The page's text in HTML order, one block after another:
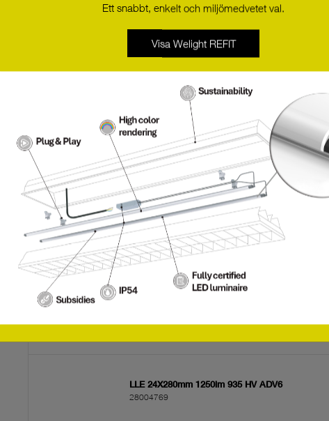
LLE 24X1120mm 8000lm 830 HV ADV6
28004908
LLE 24X1120mm 4800lm 940 HV ADV6
28004888
LLE 24X1120mm 4800lm 835 HV ADV6
28004885
LLE 24X1120mm 2600lm 940 HV ADV6
28004843
28004839
LLE 24X280mm 1250lm 935 HV ADV6
28004769
Ett snabbt, enkelt och miljömedvetet val.
Visa Welight REFIT